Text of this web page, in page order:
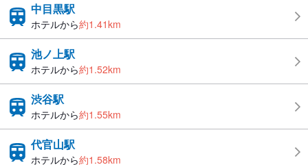
中目黒駅
ホテルから約1.41km
池ノ上駅
ホテルから約1.52km
渋谷駅
ホテルから約1.55km
代官山駅
ホテルから約1.58km